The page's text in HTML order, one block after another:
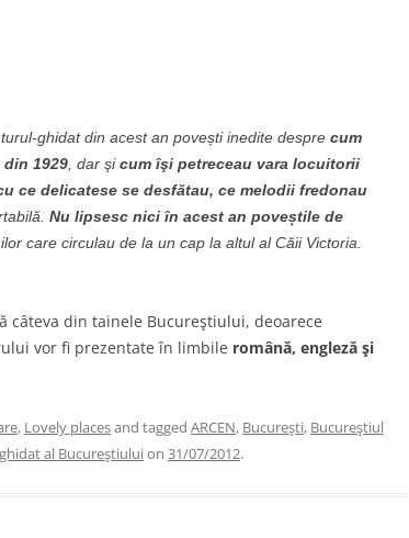
ghidat din acest an povești inedite despre cum
1929 , dar şicum îşi petreceau vara locuitorii
ce delicatese se desfătau, ce melodii fredonau
Nu lipsesc nici în acest an poveștile de
care circulau de la un cap la altul al Căii Victoria.
din tainele Bucureştiului, deoarece
vor fi prezentate în limbile română, engleză şi
, Lovely placesand tagged ARCEN, Bucureşti, Bucureştiul
al Bucureştiuluion 31/07/2012.